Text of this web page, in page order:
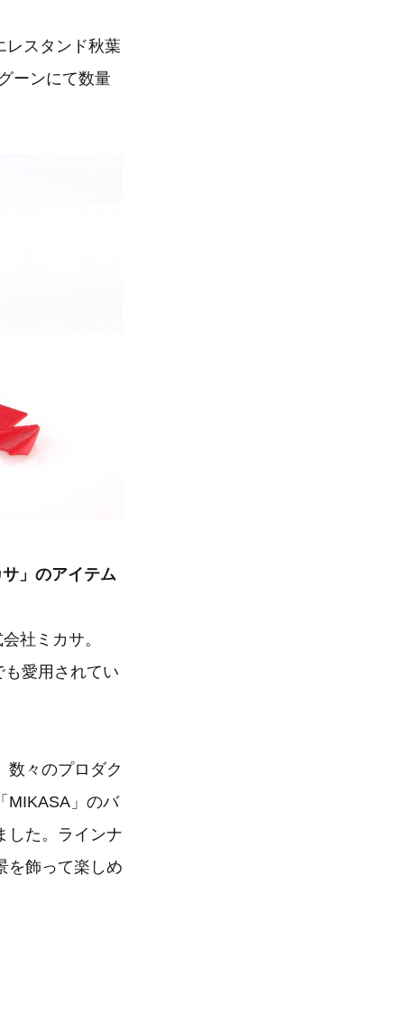
レスタンド秋葉
ーンにて数量
」のアイテム
社ミカサ。
愛用されてい
数々のプロダク
MIKASA」のバ
した。ラインナ
を飾って楽しめ